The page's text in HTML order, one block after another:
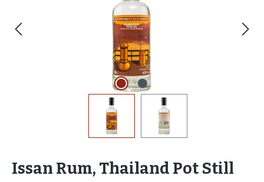
Issan Rum, Thailand Pot Still